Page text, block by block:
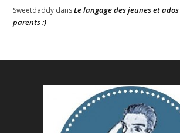
Sweetdaddy dansLe langage des jeunes et
parents :)